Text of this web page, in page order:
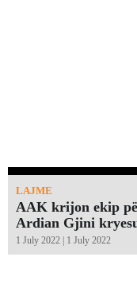
LAJME
AAK krijon ekip
Ardian Gjini
1 July 2022 | 1 July 2022